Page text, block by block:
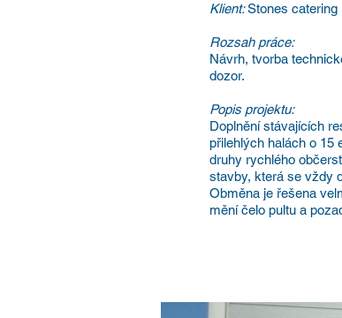
Klient:Stones catering
Rozsah práce:
Návrh, tvorba
dozor.
Popis projektu:
Doplnění stávajících
přilehlých halách o 15
druhy rychlého
stavby, která se vždy
Obměna je řešena
mění čelo pultu a